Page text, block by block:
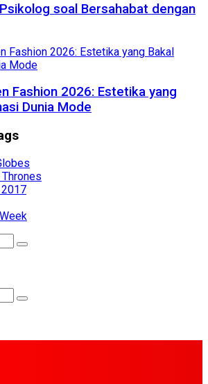
soal Bersahabat dengan
Fashion 2026: Estetika yang
Dunia Mode